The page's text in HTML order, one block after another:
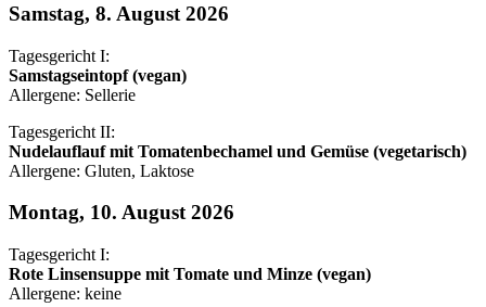
Samstag, 8. August 2026
Tagesgericht I:
Samstagseintopf (vegan)
Allergene: Sellerie
Tagesgericht II:
Nudelauflauf mit Tomatenbechamel und Gemüse (vegetarisch)
Allergene: Gluten, Laktose
Montag, 10. August 2026
Tagesgericht I:
Rote Linsensuppe mit Tomate und Minze (vegan)
Allergene: keine